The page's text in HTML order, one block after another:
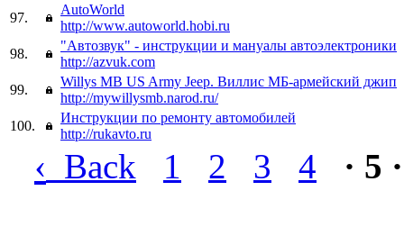
97.
AutoWorld
http://www.autoworld.hobi.ru
98.
"Автозвук" - инструкции и мануалы автоэлектроники
http://azvuk.com
99.
Willys MB US Army Jeep. Виллис МБ-армейский джип
http://mywillysmb.narod.ru/
100.
Инструкции по ремонту автомобилей
http://rukavto.ru
‹ Back 1 2 3 4 · 5 ·